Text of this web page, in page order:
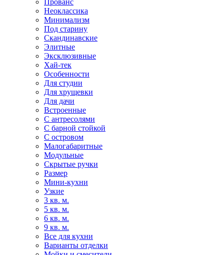
Прованс
Неоклассика
Минимализм
Под старину
Скандинавские
Элитные
Эксклюзивные
Хай-тек
Особенности
Для студии
Для хрущевки
Для дачи
Встроенные
С антресолями
С барной стойкой
С островом
Малогабаритные
Модульные
Скрытые ручки
Размер
Мини-кухни
Узкие
3 кв. м.
5 кв. м.
6 кв. м.
9 кв. м.
Все для кухни
Варианты отделки